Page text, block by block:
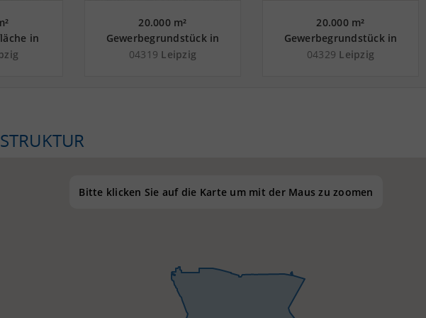
in
20.000 m²
Gewerbegrundstück in
Leipzig an der Autobahn
04319 Leipzig
20.000 m²
Gewerbegrundstück in
Leipzig an der Autobahn
04329 Leipzig
Bitte klicken Sie auf die Karte um mit der Maus zu zoomen